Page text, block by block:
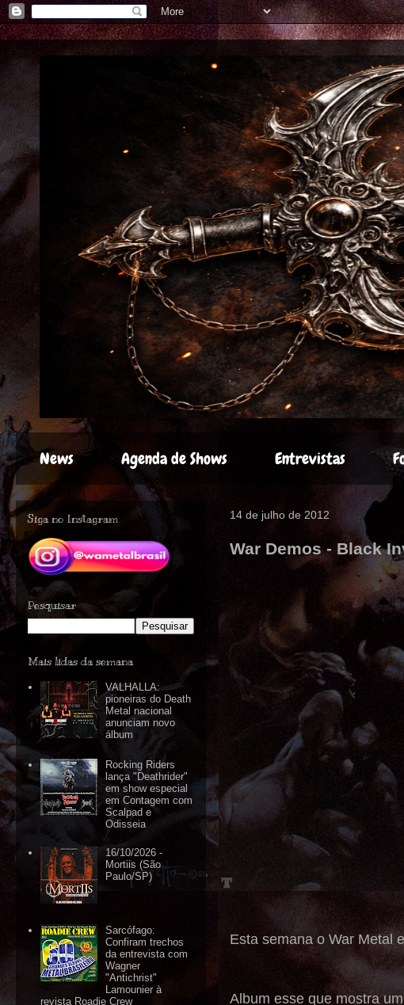
News Agenda de Shows Entrevistas
14 de julho de 2012
War Demos - Black
Esta semana o War Metal
Album esse que mostra
Siga no Instagram
Pesquisar
Mais lidas da semana
VALHALLA:
pioneiras do Death
Metal nacional
anunciam novo
álbum
Rocking Riders
lança "Deathrider"
em show especial
em Contagem com
Scalpad e
Odisseia
16/10/2026 -
Mortiis (São
Paulo/SP)
Sarcófago:
Confiram trechos
da entrevista com
Wagner
"Antichrist"
Lamounier à
revista Roadie Crew